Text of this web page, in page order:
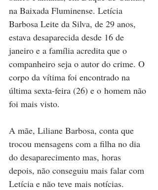
na Baixada Fluminense. Letícia
Barbosa Leite da Silva, de 29 anos,
estava desaparecida desde 16 de
janeiro e a família acredita que o
companheiro seja o autor do crime. O
corpo da vítima foi encontrado na
última sexta-feira (26) e o homem não
foi mais visto.
A mãe, Liliane Barbosa, conta que
trocou mensagens com a filha no dia
do desaparecimento mas, horas
depois, não conseguiu mais falar com
Letícia e não teve mais notícias.